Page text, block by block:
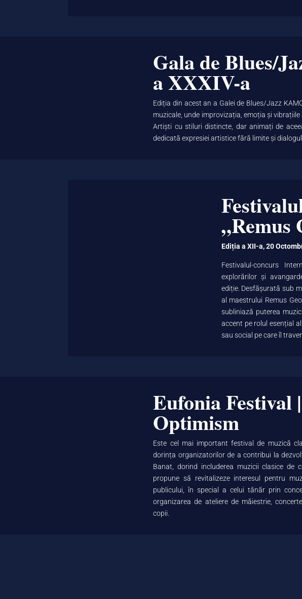
Gala de Blues/
a XXXIV-a
Ediția din acest an a Galei de Blues/Jazz
muzicale, unde improvizația, emoția și
Artiști cu stiluri distincte, dar animați de
dedicată expresiei artistice fără limite și
„Remus
Ediția a XII-a, 20
Festivalul-concurs
explorărilor şi
ediție. Desfășurată sub
al maestrului Remus
subliniază puterea
accent pe rolul esențial
sau social pe care îl
Eufonia Festival
Optimism
Este cel mai important festival de muzică
dorința organizatorilor de a contribui la
Banat, dorind includerea muzicii clasice de
propune să revitalizeze interesul pentru
publicului, în special a celui tânăr prin
organizarea de ateliere de măiestrie,
copii.